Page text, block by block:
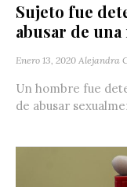
Sujeto fue
abusar de
Enero 13, 2020 Alejandra
Un hombre fue
de abusar